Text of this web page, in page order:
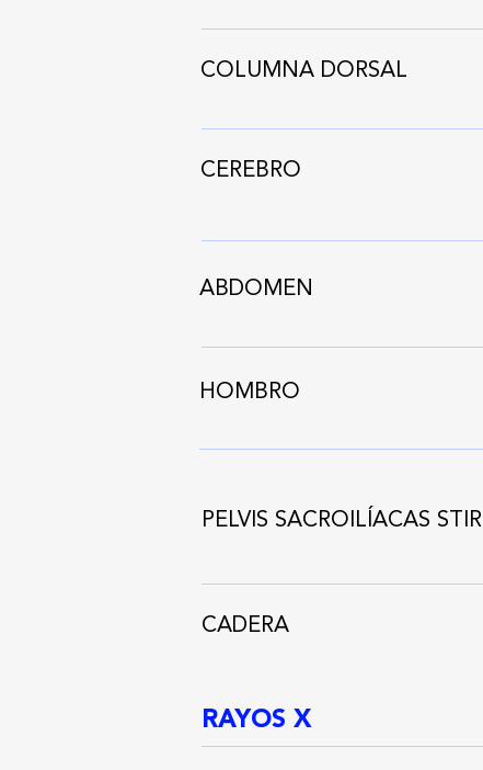
COLUMNA DORSAL
CEREBRO
ABDOMEN
HOMBRO
PELVIS SACROILÍACAS STIR
CADERA
RAYOS X